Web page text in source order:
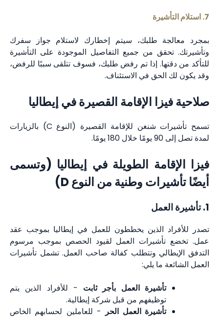
7. استلام التأشيرة
بمجرد معالجة طلبك، سيتم إخطارك لاستلام جواز سفرك
وتأشيرتك. تحقق من جميع التفاصيل الموجودة على التأشيرة
للتأكد من دقتها. إذا تم رفض طلبك، فسوف تتلقى سببًا للرفض،
وقد يكون لك الحق في الاستئناف.
صلاحية فيزا الإقامة القصيرة في إيطاليا
تسمح تأشيرات شنغن للإقامة القصيرة (النوع C) بالزيارات
لمدة تصل إلى 90 يومًا خلال 180 يومًا.
فيزا الإقامة الطويلة في إيطاليا (وتسمى
أيضًا تأشيرات وطنية من النوع D)
1. تأشيرة العمل
تصدر للأفراد الذين يخططون للعمل في إيطاليا بموجب عقد
عمل. تخضع تأشيرات العمل لقيود الحصص بموجب مرسوم
التدفق الإيطالي وتتطلب كفالة صاحب العمل. تشمل تأشيرات
العمل الشائعة ما يلي:
تأشيرة العمل بأجر ثابت - للأفراد الذين يتم
توظيفهم من قبل شركة إيطالية.
تأشيرة العمل الحر - للعاملين لحسابهم الخاص